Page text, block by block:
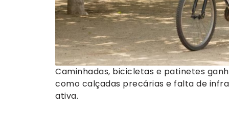
Caminhadas, bicicletas e patinetes
como calçadas precárias e falta de
ativa.